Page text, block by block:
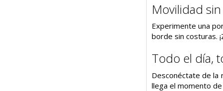
Movilidad
Experimente una
borde sin costuras.
Todo el día,
Desconéctate de la
llega el momento